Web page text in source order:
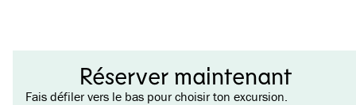
Réserver maintenant
Fais défiler vers le bas pour choisir ton excursion.